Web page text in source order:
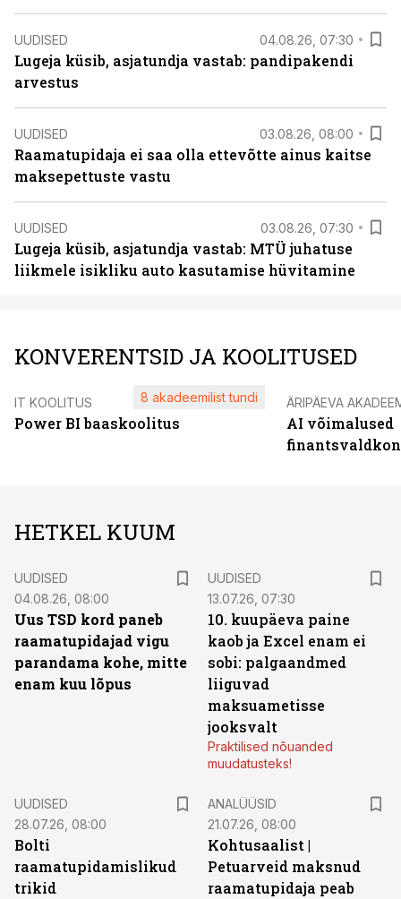
UUDISED 04.08.26, 07:30
Lugeja küsib, asjatundja vastab: pandipakendi
arvestus
UUDISED 03.08.26, 08:00
Raamatupidaja ei saa olla ettevõtte ainus kaitse
maksepettuste vastu
UUDISED 03.08.26, 07:30
Lugeja küsib, asjatundja vastab: MTÜ juhatuse
liikmele isikliku auto kasutamise hüvitamine
KONVERENTSID JA KOOLITUSED
IT KOOLITUS
Power BI baaskoolitus
8 akadeemilist tundi ÄRIPÄEVA
AI võimalused
HETKEL KUUM
UUDISED
04.08.26, 08:00
Uus TSD kord paneb
raamatupidajad vigu
parandama kohe, mitte
enam kuu lõpus
UUDISED
13.07.26, 07:30
10. kuupäeva paine
kaob ja Excel enam ei
sobi: palgaandmed
liiguvad
maksuametisse
jooksvalt
Praktilised nõuanded
muudatusteks!
UUDISED
28.07.26, 08:00
Bolti
raamatupidamislikud
trikid
ANALÜÜSID
21.07.26, 08:00
Kohtusaalist |
Petuarveid maksnud
raamatupidaja peab